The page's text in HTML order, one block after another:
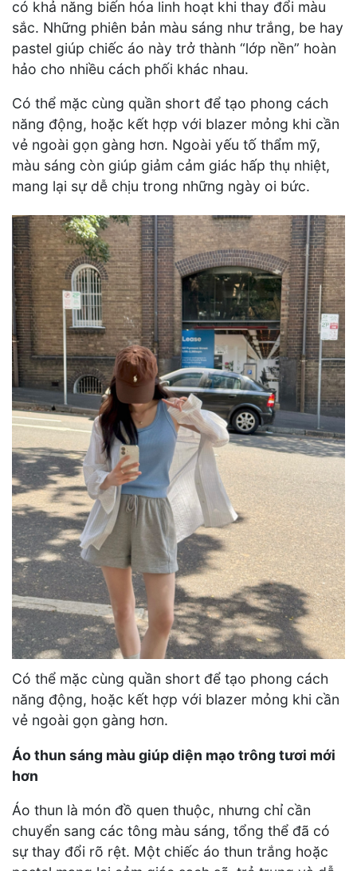
có khả năng biến hóa linh hoạt khi thay đổi màu
sắc. Những phiên bản màu sáng như trắng, be hay
pastel giúp chiếc áo này trở thành “lớp nền” hoàn
hảo cho nhiều cách phối khác nhau.
Có thể mặc cùng quần short để tạo phong cách
năng động, hoặc kết hợp với blazer mỏng khi cần
vẻ ngoài gọn gàng hơn. Ngoài yếu tố thẩm mỹ,
màu sáng còn giúp giảm cảm giác hấp thụ nhiệt,
mang lại sự dễ chịu trong những ngày oi bức.
Có thể mặc cùng quần short để tạo phong cách
năng động, hoặc kết hợp với blazer mỏng khi cần
vẻ ngoài gọn gàng hơn.
Áo thun sáng màu giúp diện mạo trông tươi mới
hơn
Áo thun là món đồ quen thuộc, nhưng chỉ cần
chuyển sang các tông màu sáng, tổng thể đã có
sự thay đổi rõ rệt. Một chiếc áo thun trắng hoặc